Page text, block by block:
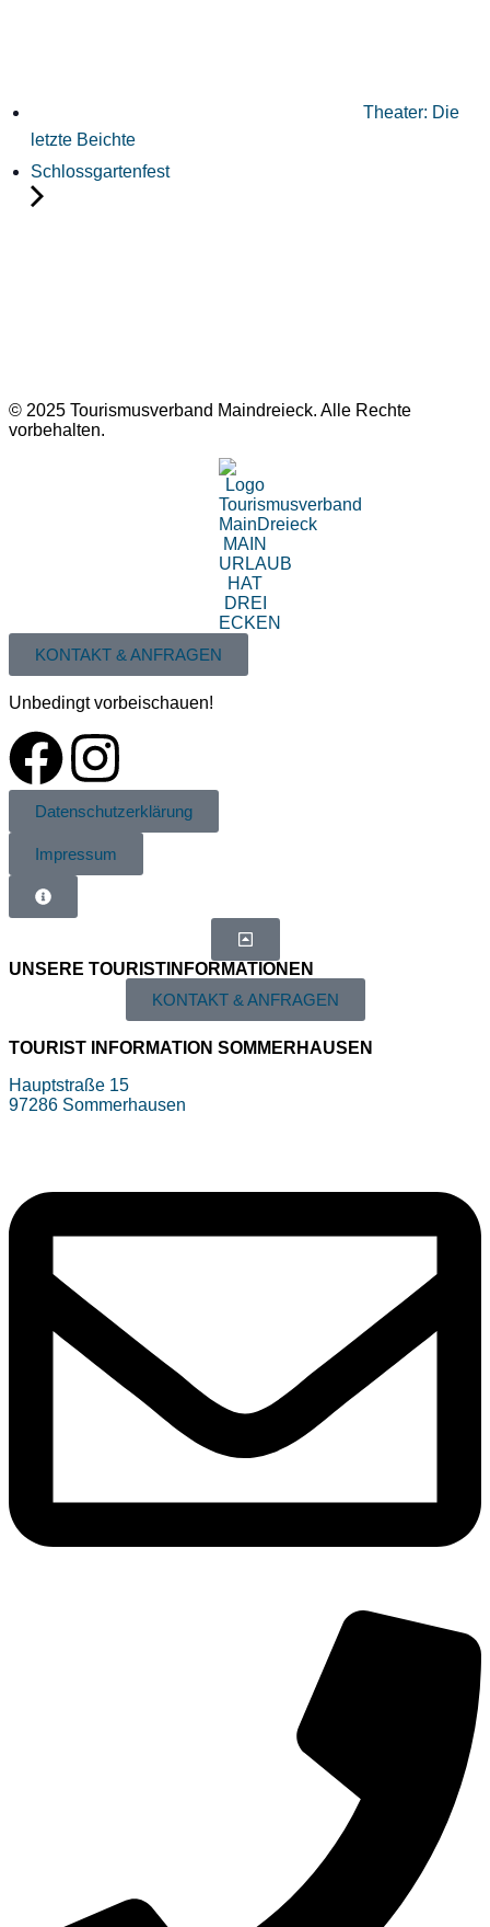
Theater: Die
letzte Beichte
Schlossgartenfest
© 2025 Tourismusverband Maindreieck. Alle Rechte
vorbehalten.
KONTAKT & ANFRAGEN
Unbedingt vorbeischauen!
Datenschutzerklärung
Impressum
UNSERE TOURIST­INFORMATIONEN
KONTAKT & ANFRAGEN
TOURIST INFORMATION SOMMERHAUSEN
Hauptstraße 15
97286 Sommerhausen